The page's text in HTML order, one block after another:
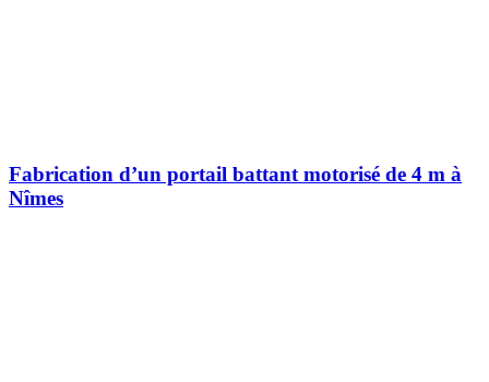
Fabrication d’un portail battant motorisé de 4 m à
Nîmes